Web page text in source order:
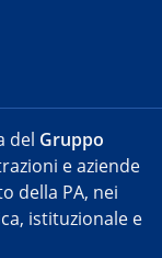
del Gruppo
e aziende
della PA, nei
istituzionale e